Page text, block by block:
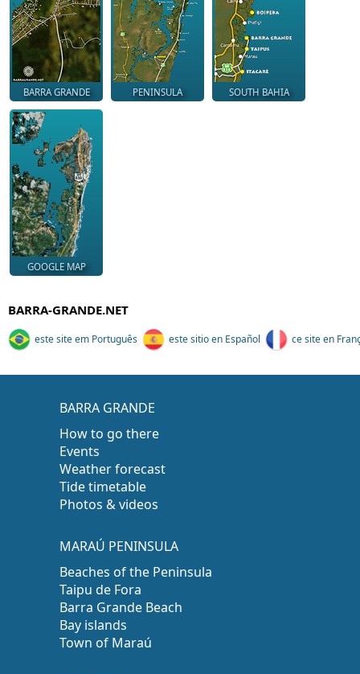
BARRA GRANDE PENINSULA SOUTH BAHIA
GOOGLE MAP
BARRA-GRANDE.NET
este site em Português este sitio en Español ce site en
BARRA GRANDE
How to go there
Events
Weather forecast
Tide timetable
Photos & videos
MARAÚ PENINSULA
Beaches of the Peninsula
Taipu de Fora
Barra Grande Beach
Bay islands
Town of Maraú